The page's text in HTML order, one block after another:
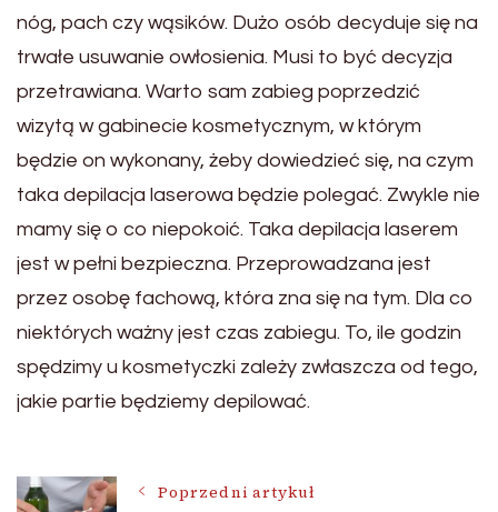
nóg, pach czy wąsików. Dużo osób decyduje się na
trwałe usuwanie owłosienia. Musi to być decyzja
przetrawiana. Warto sam zabieg poprzedzić
wizytą w gabinecie kosmetycznym, w którym
będzie on wykonany, żeby dowiedzieć się, na czym
taka depilacja laserowa będzie polegać. Zwykle nie
mamy się o co niepokoić. Taka depilacja laserem
jest w pełni bezpieczna. Przeprowadzana jest
przez osobę fachową, która zna się na tym. Dla co
niektórych ważny jest czas zabiegu. To, ile godzin
spędzimy u kosmetyczki zależy zwłaszcza od tego,
jakie partie będziemy depilować.
Poprzedni artykuł